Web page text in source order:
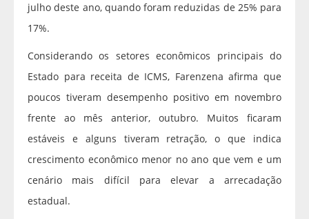
julho deste ano, quando foram reduzidas de 25% para
17%.
Considerando os setores econômicos principais do
Estado para receita de ICMS, Farenzena afirma que
poucos tiveram desempenho positivo em novembro
frente ao mês anterior, outubro. Muitos ficaram
estáveis e alguns tiveram retração, o que indica
crescimento econômico menor no ano que vem e um
cenário mais difícil para elevar a arrecadação
estadual.